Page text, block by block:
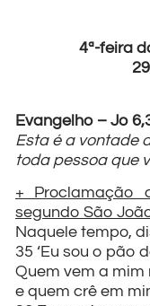
4ª-feira
Evangelho – Jo
Esta é a vontade
toda pessoa que
+ Proclamação
segundo São
Naquele tempo,
35 ‘Eu sou o pão
Quem vem a
e quem crê em